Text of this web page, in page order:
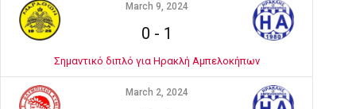
March 9, 2024
0 - 1
Σημαντικό διπλό για Ηρακλή Αμπελοκήπων
March 2, 2024